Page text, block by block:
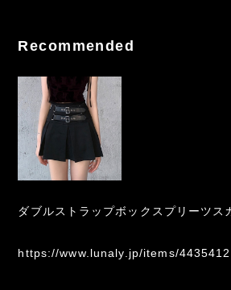
Recommended
ダブルストラップボックスプリーツス
https://www.lunaly.jp/items/